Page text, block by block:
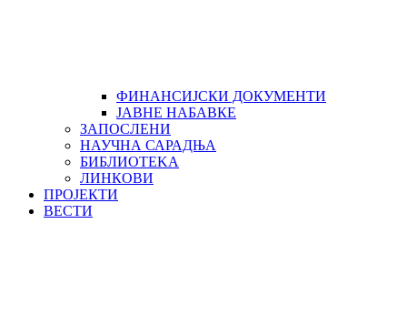
ФИНАНСИЈСКИ ДОКУМЕНТИ
ЈАВНЕ НАБАВКЕ
ЗАПОСЛЕНИ
НАУЧНА САРАДЊА
БИБЛИОТЕKА
ЛИНКОВИ
ПРОЈЕКТИ
ВЕСТИ